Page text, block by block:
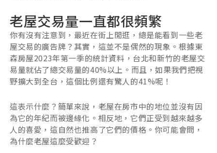
老屋交易量一直都很頻繁
你有沒有注意到，最近在街上閒逛，總是能看到一些老
屋交易的廣告牌？其實，這並不是偶然的現象。根據東
森房屋2023年第一季的統計資料，台北和新竹的老屋交
易量就佔了總交易量的40%以上。而且，如果我們把視
野擴大到全台，這個比例還有驚人的41%呢！
這表示什麼？簡單來說，老屋在房市中的地位並沒有因
為它的年紀而被邊緣化。相反地，它們正受到越來越多
人的喜愛，這自然也推高了它們的價格。你可能會問，
為什麼老屋這麼受歡迎？